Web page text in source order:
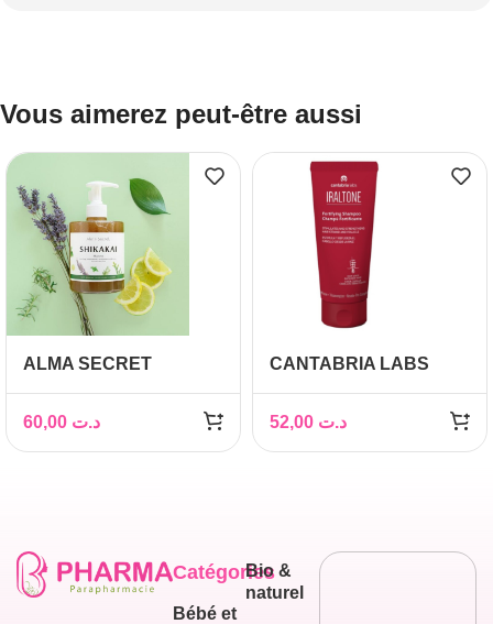
Vous aimerez peut-être aussi
ALMA SECRET
ANTI-CHUTE &
ANTIPELLICULAIRE
د.ت
CANTABRIA LABS
SHAMPOING
FORTIFIANT 200ML
د.ت
Catégories
Bébé et
Bio &
naturel